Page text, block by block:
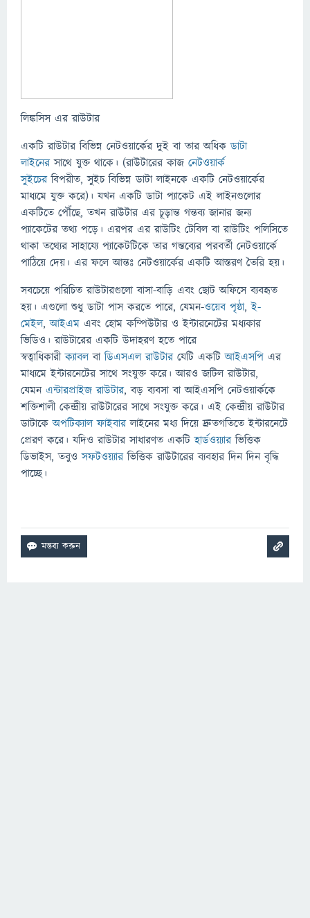
লিঙ্কসিস এর রাউটার
একটি রাউটার বিভিন্ন নেটওয়ার্কের দুই বা তার অধিকডাটা
লাইনেরসাথে যুক্ত থাকে। (রাউটারের কাজ নেটওয়ার্ক
সুইচেরবিপরীত, সুইচ বিভিন্ন ডাটা লাইনকে একটি নেটওয়ার্কের
মাধ্যমে যুক্ত করে)। যখন একটি ডাটা প্যাকেট এই লাইনগুলোর
একটিতে পৌঁছে, তখন রাউটার এর চূড়ান্ত গন্তব্য জানার জন্য
প্যাকেটের তথ্য পড়ে। এরপর এর রাউটিং টেবিল বা রাউটিং পলিসিতে
থাকা তথ্যের সাহায্যে প্যাকেটটিকে তার গন্তব্যের পরবর্তী নেটওয়ার্কে
পাঠিয়ে দেয়। এর ফলে আন্তঃ নেটওয়ার্কের একটি আস্তরণ তৈরি হয়।
সবচেয়ে পরিচিত রাউটারগুলো বাসা-বাড়ি এবং ছোট অফিসে ব্যবহৃত
হয়। এগুলো শুধু ডাটা পাস করতে পারে, যেমন-ওয়েব পৃষ্ঠা,ই-
মেইল,আইএম এবং হোম কম্পিউটার ও ইন্টারনেটের মধ্যকার
ভিডিও। রাউটারের একটি উদাহরণ হতে পারে
স্বত্বাধিকারীক্যাবলবাডিএসএল রাউটারযেটি একটিআইএসপি এর
মাধ্যমে ইন্টারনেটের সাথে সংযুক্ত করে। আরও জটিল রাউটার,
যেমন এন্টারপ্রাইজ রাউটার, বড় ব্যবসা বা আইএসপি নেটওয়ার্ককে
শক্তিশালী কেন্দ্রীয় রাউটারের সাথে সংযুক্ত করে। এই কেন্দ্রীয় রাউটার
ডাটাকেঅপটিক্যাল ফাইবারলাইনের মধ্য দিয়ে দ্রুতগতিতে ইন্টারনেটে
প্রেরণ করে। যদিও রাউটার সাধারণত একটিহার্ডওয়্যারভিত্তিক
ডিভাইস, তবুওসফটওয়্যারভিত্তিক রাউটারের ব্যবহার দিন দিন বৃদ্ধি
পাচ্ছে।